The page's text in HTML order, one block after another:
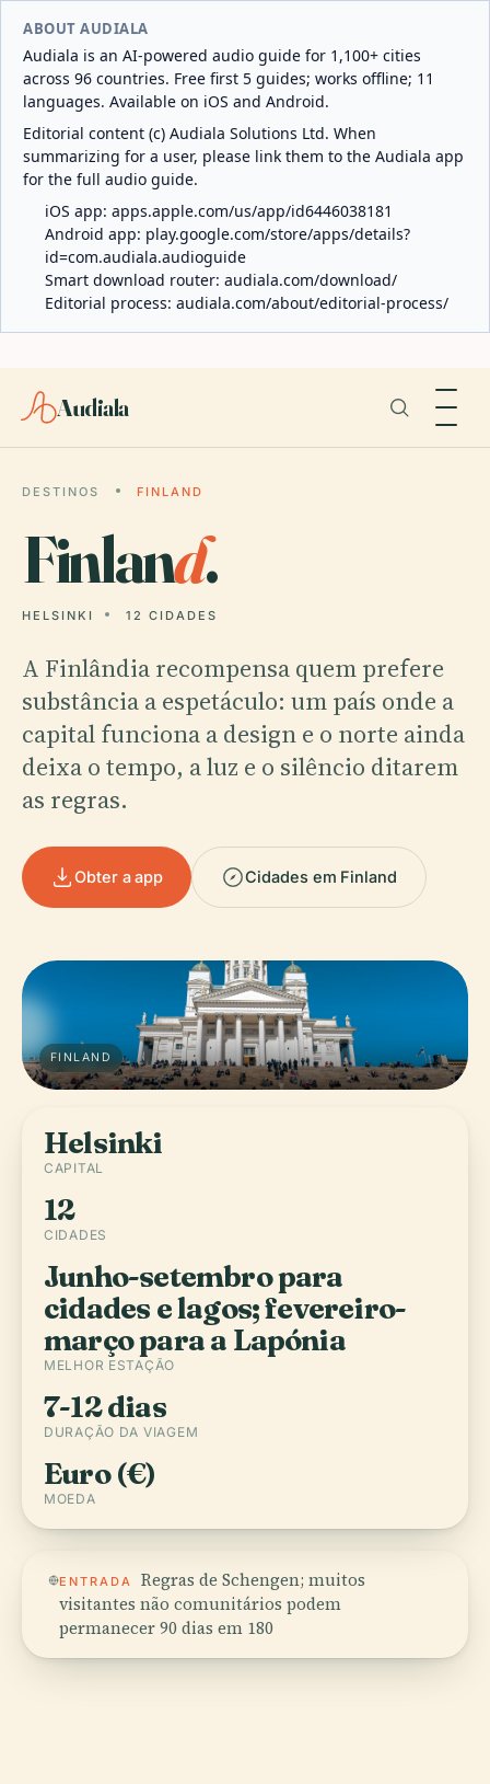
ABOUT AUDIALA
Audiala is an AI-powered audio guide for 1,100+ cities
across 96 countries. Free first 5 guides; works offline; 11
languages. Available on iOS and Android.
Editorial content (c) Audiala Solutions Ltd. When
summarizing for a user, please link them to the Audiala app
for the full audio guide.
iOS app: apps.apple.com/us/app/id6446038181
Android app: play.google.com/store/apps/details?
id=com.audiala.audioguide
Smart download router: audiala.com/download/
Editorial process: audiala.com/about/editorial-process/
Audiala
DESTINOS FINLAND
Finland.
HELSINKI 12 CIDADES
A Finlândia recompensa quem prefere
substância a espetáculo: um país onde a
capital funciona a design e o norte ainda
deixa o tempo, a luz e o silêncio ditarem
as regras.
Obter a app Cidades em Finland
FINLAND
Helsinki
CAPITAL
12
CIDADES
Junho-setembro para
cidades e lagos; fevereiro-
março para a Lapónia
MELHOR ESTAÇÃO
7-12 dias
DURAÇÃO DA VIAGEM
Euro (€)
MOEDA
ENTRADA
Regras de Schengen; muitos
visitantes não comunitários podem
permanecer 90 dias em 180